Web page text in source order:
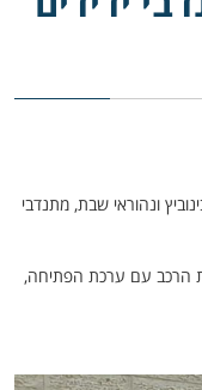
ונהוראי שבת, מתנדבי
הרכב עם ערכת הפתיחה,